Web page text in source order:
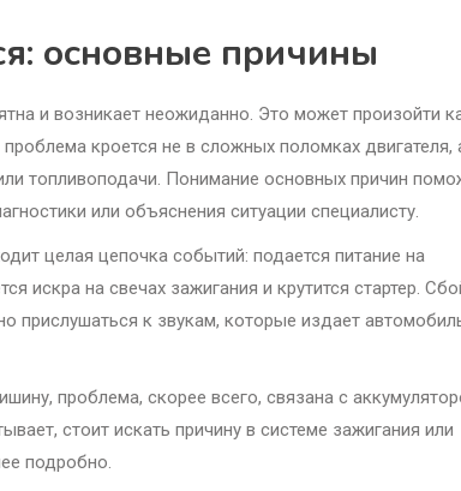
основные причины
и возникает неожиданно. Это может произойти
кроется не в сложных поломках двигателя,
топливоподачи. Понимание основных причин
или объяснения ситуации специалисту.
целая цепочка событий: подается питание на
искра на свечах зажигания и крутится стартер.
прислушаться к звукам, которые издает
проблема, скорее всего, связана с
стоит искать причину в системе зажигания или
подробно.